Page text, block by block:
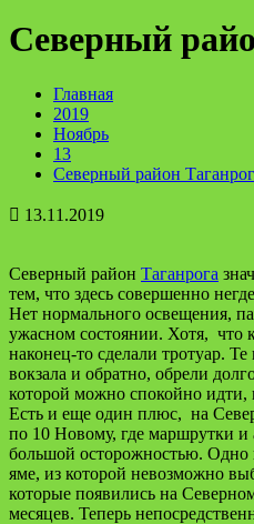
Северный
Главная
2019
Ноябрь
13
Северный район
13.11.2019
Северный район Таганрога
тем, что здесь совершенно
Нет нормального освещения,
ужасном состоянии. Хотя, что
наконец-то сделали тротуар.
вокзала и обратно, обрели
которой можно спокойно идти,
Есть и еще один плюс, на
по 10 Новому, где маршрутки
большой осторожностью. Одно
яме, из которой невозможно
которые появились на
месяцев. Теперь